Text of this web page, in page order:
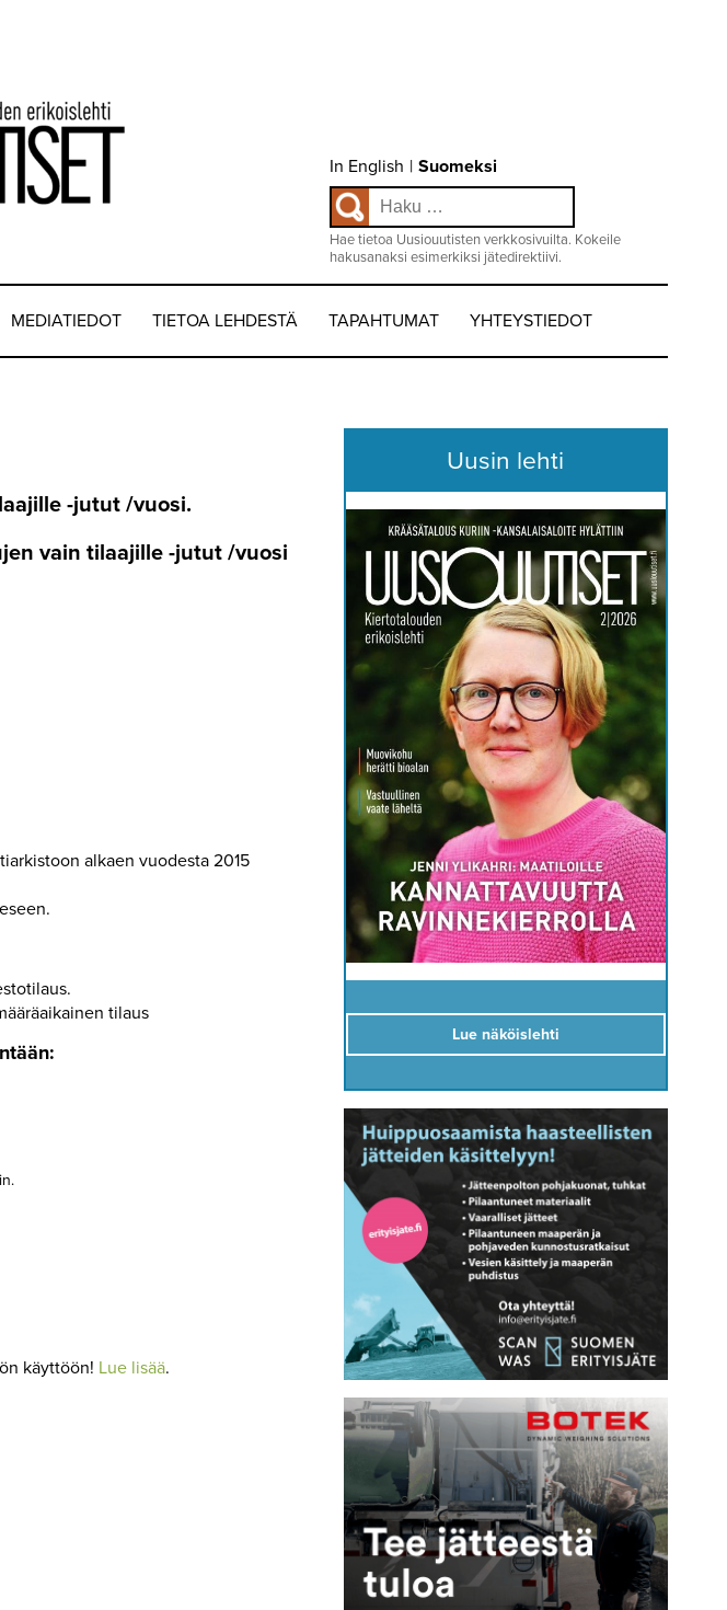
Choose
language
Valitse
kieli:
In English | Suomeksi
Haku:
Hae tietoa Uusiouutisten verkkosivuilta. Kokeile
hakusanaksi esimerkiksi jätedirektiivi.
MEDIATIEDOT TIETOA LEHDESTÄ TAPAHTUMAT YHTEYSTIEDOT
-jutut /vuosi.
vain tilaajille -jutut /vuosi
alkaen vuodesta 2015
tilaus
käyttöön! Lue lisää.
Uusin lehti
Lue näköislehti